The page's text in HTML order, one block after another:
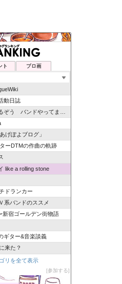
ト ブロ画
動日誌
う バンドやってまするぅ
げぽよブログ」
ーDTMの作曲の軌跡
like a rolling stone
ドランカー
系バンドのススメ
新宿ゴールデン街物語
ギター&音楽談義
来た？
リを全て表示
参加する